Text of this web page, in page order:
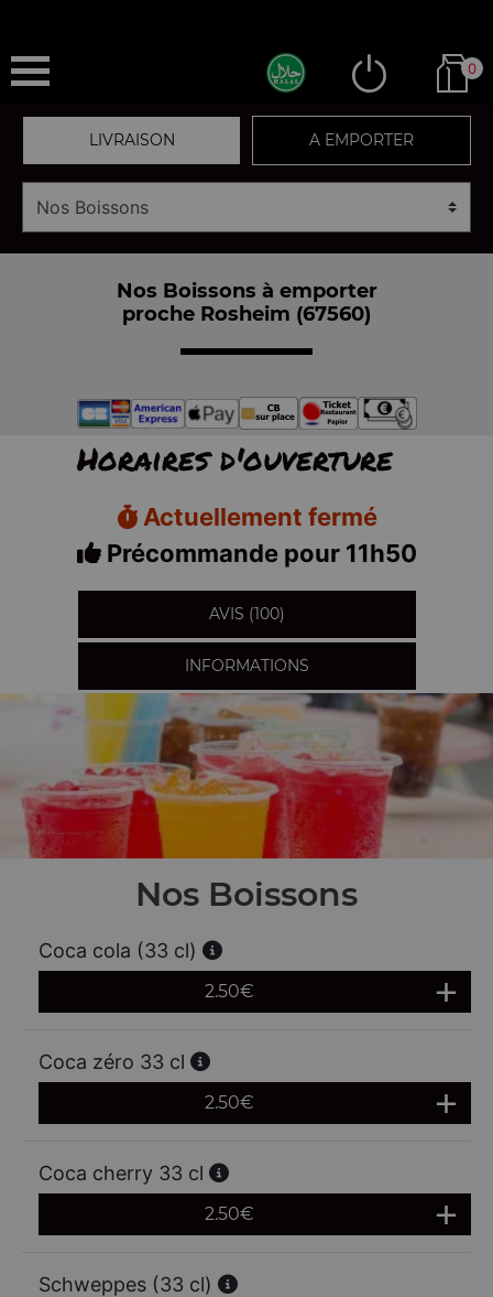
0
LIVRAISON A EMPORTER
Nos Boissons à emporter
proche Rosheim (67560)
Horaires d'ouverture
Actuellement fermé
Précommande pour 11h50
AVIS (100)
INFORMATIONS
Nos Boissons
Coca cola (33 cl)
2.50€
Coca zéro 33 cl
2.50€
Coca cherry 33 cl
2.50€
Schweppes (33 cl)